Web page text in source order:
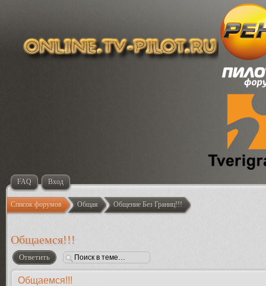
FAQ Вход
Список форумов Общая Общение Без Границ!!!
Общаемся!!!
Ответить
Общаемся!!!